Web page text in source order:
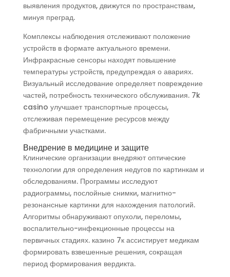
выявления продуктов, движутся по пространствам,
минуя преград.
Комплексы наблюдения отслеживают положение
устройств в формате актуального времени.
Инфракрасные сенсоры находят повышение
температуры устройств, предупреждая о авариях.
Визуальный исследование определяет повреждение
частей, потребность технического обслуживания. 7k
casino улучшает транспортные процессы,
отслеживая перемещение ресурсов между
фабричными участками.
Внедрение в медицине и защите
Клинические организации внедряют оптические
технологии для определения недугов по картинкам и
обследованиям. Программы исследуют
радиограммы, послойные снимки, магнитно-
резонансные картинки для нахождения патологий.
Алгоритмы обнаруживают опухоли, переломы,
воспалительно-инфекционные процессы на
первичных стадиях. казино 7к ассистирует медикам
формировать взвешенные решения, сокращая
период формирования вердикта.